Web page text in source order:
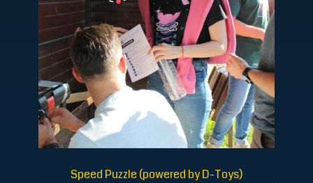
Speed Puzzle (powered by D-Toys)